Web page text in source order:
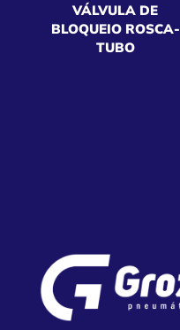
VÁLVULA DE
BLOQUEIO ROSCA-
TUBO